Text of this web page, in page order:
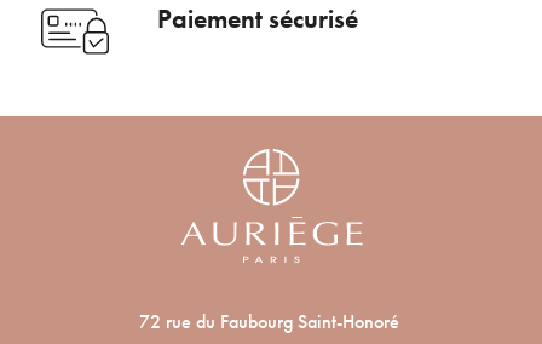
Paiement sécurisé
72 rue du Faubourg Saint-Honoré